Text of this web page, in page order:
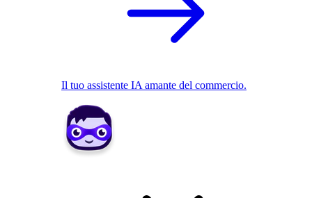
Il tuo assistente IA amante del commercio.